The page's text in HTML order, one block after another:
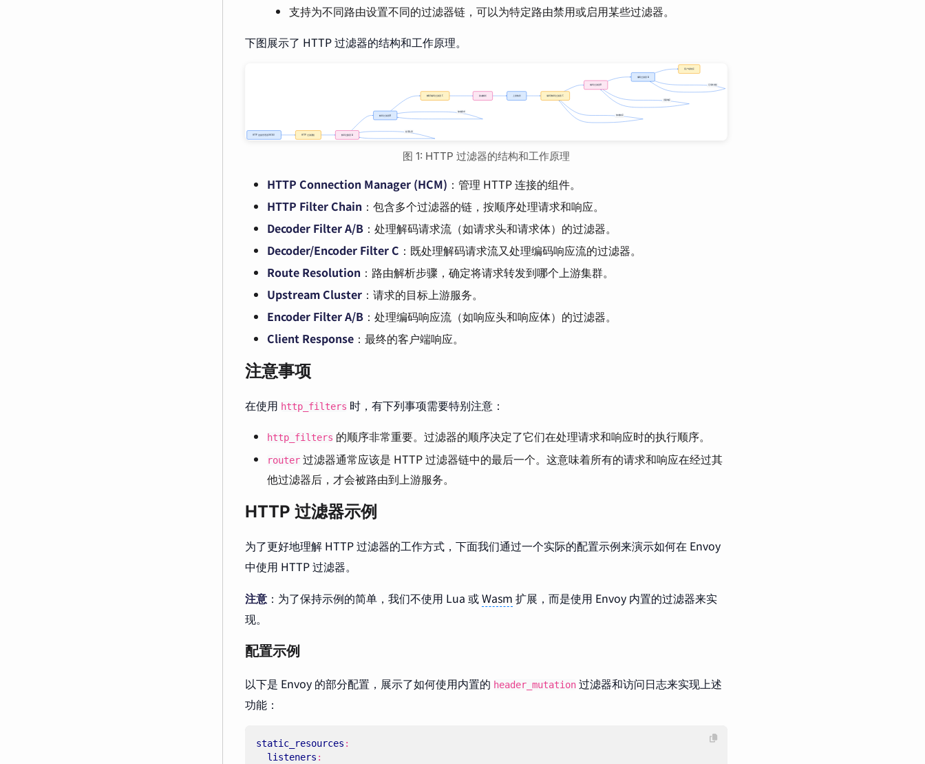
支持为不同路由设置不同的过滤器链，可以为特定路由禁用或启用某些过滤器。
下图展示了 HTTP 过滤器的结构和工作原理。
图 1: HTTP 过滤器的结构和工作原理
HTTP Connection Manager (HCM) ：管理 HTTP 连接的组件。
HTTP Filter Chain ：包含多个过滤器的链，按顺序处理请求和响应。
Decoder Filter A/B ：处理解码请求流（如请求头和请求体）的过滤器。
Decoder/Encoder Filter C ：既处理解码请求流又处理编码响应流的过滤器。
Route Resolution ：路由解析步骤，确定将请求转发到哪个上游集群。
Upstream Cluster ：请求的目标上游服务。
Encoder Filter A/B ：处理编码响应流（如响应头和响应体）的过滤器。
Client Response ：最终的客户端响应。
注意事项
在使用 http_filters 时，有下列事项需要特别注意：
http_filters 的顺序非常重要。过滤器的顺序决定了它们在处理请求和响应时的执行顺序。
router 过滤器通常应该是 HTTP 过滤器链中的最后一个。这意味着所有的请求和响应在经过其
他过滤器后，才会被路由到上游服务。
HTTP 过滤器示例
为了更好地理解 HTTP 过滤器的工作方式，下面我们通过一个实际的配置示例来演示如何在 Envoy
中使用 HTTP 过滤器。
注意 ：为了保持示例的简单，我们不使用 Lua 或Wasm 扩展，而是使用 Envoy 内置的过滤器来实
现。
配置示例
以下是 Envoy 的部分配置，展示了如何使用内置的 header_mutation 过滤器和访问日志来实现上述
功能：
static_resources :
listeners :